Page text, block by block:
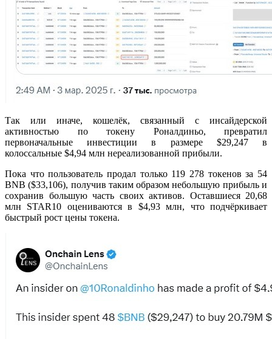
Так или иначе, кошелёк, связанный с инсайдерской
активностью по токену Роналдиньо, превратил
первоначальные инвестиции в размере $29,247 в
колоссальные $4,94 млн нереализованной прибыли.
Пока что пользователь продал только 119 278 токенов за 54
BNB ($33,106), получив таким образом небольшую прибыль и
сохранив большую часть своих активов. Оставшиеся 20,68
млн STAR10 оцениваются в $4,93 млн, что подчёркивает
быстрый рост цены токена.